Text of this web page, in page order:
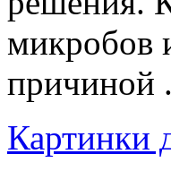
микробов
причиной
Картинки